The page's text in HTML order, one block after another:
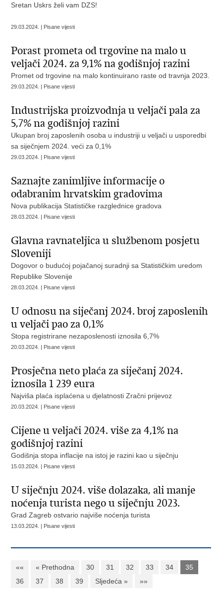
Sretan Uskrs želi vam DZS!
29.03.2024. | Pisane vijesti
Porast prometa od trgovine na malo u
veljači 2024. za 9,1% na godišnjoj razini
Promet od trgovine na malo kontinuirano raste od travnja 2023.
29.03.2024. | Pisane vijesti
Industrijska proizvodnja u veljači pala za
5,7% na godišnjoj razini
Ukupan broj zaposlenih osoba u industriji u veljači u usporedbi
sa siječnjem 2024. veći za 0,1%
29.03.2024. | Pisane vijesti
Saznajte zanimljive informacije o
odabranim hrvatskim gradovima
Nova publikacija Statističke razglednice gradova
28.03.2024. | Pisane vijesti
Glavna ravnateljica u službenom posjetu
Sloveniji
Dogovor o budućoj pojačanoj suradnji sa Statističkim uredom
Republike Slovenije
28.03.2024. | Pisane vijesti
U odnosu na siječanj 2024. broj zaposlenih
u veljači pao za 0,1%
Stopa registrirane nezaposlenosti iznosila 6,7%
20.03.2024. | Pisane vijesti
Prosječna neto plaća za siječanj 2024.
iznosila 1 239 eura
Najviša plaća isplaćena u djelatnosti Zračni prijevoz
20.03.2024. | Pisane vijesti
Cijene u veljači 2024. više za 4,1% na
godišnjoj razini
Godišnja stopa inflacije na istoj je razini kao u siječnju
15.03.2024. | Pisane vijesti
U siječnju 2024. više dolazaka, ali manje
noćenja turista nego u siječnju 2023.
Grad Zagreb ostvario najviše noćenja turista
13.03.2024. | Pisane vijesti
«« « Prethodna 30 31 32 33 34
35
36
37 38 39 Sljedeća » »»